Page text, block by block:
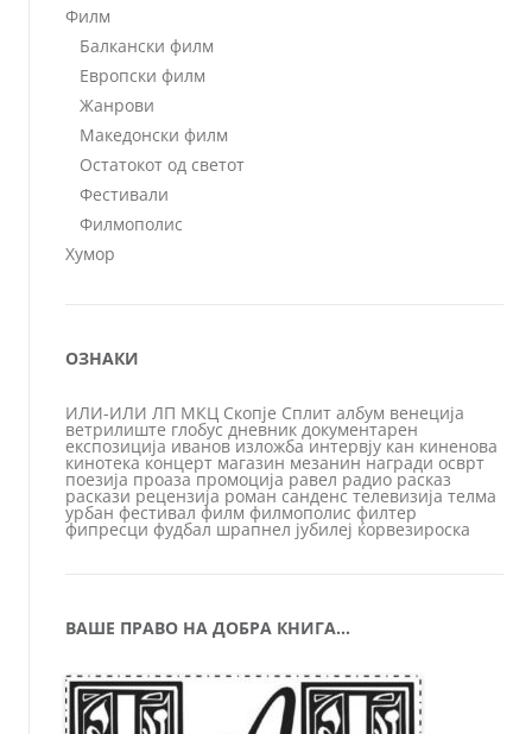
Филм
Балкански филм
Европски филм
Жанрови
Македонски филм
Остатокот од светот
Фестивали
Филмополис
Хумор
ОЗНАКИ
ИЛИ-ИЛИ ЛП МКЦ Скопје Сплит албум венеција
ветрилиште глобус дневник документарен
експозиција иванов изложба интервју кан киненова
кинотека концерт магазин мезанин награди осврт
поезија проаза промоција равел радио расказ
раскази рецензија роман санденс телевизија телма
урбан фестивал филм филмополис филтер
фипресци фудбал шрапнел јубилеј ќорвезироска
ВАШЕ ПРАВО НА ДОБРА КНИГА…